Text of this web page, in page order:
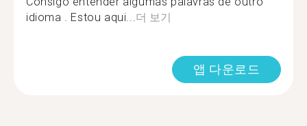
idioma . Estou aqui...더 보기
앱 다운로드